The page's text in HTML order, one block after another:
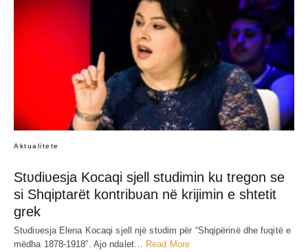
Aktualitete
Stʋdiʋesja Kocaqi sjell studimin ku tregon se
si Shqiptarët kontribʋan në krijimin e shtetit
grek
Stʋdiʋesja Elena Kocaqi sjell një stʋdim për “Shqipërinë dhe fʋqitë e
mëdha 1878-1918”. Ajo ndalet… Read More